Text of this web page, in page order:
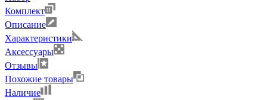
Комплект
Описание
Характеристики
Аксессуары
Отзывы
Похожие товары
Наличие